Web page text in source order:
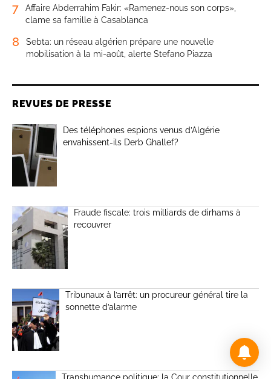
7
Affaire Abderrahim Fakir: «Ramenez-nous son corps»,
clame sa famille à Casablanca
8
Sebta: un réseau algérien prépare une nouvelle
mobilisation à la mi-août, alerte Stefano Piazza
REVUES DE PRESSE
Des téléphones espions venus d’Algérie
envahissent-ils Derb Ghallef?
Fraude fiscale: trois milliards de dirhams à
recouvrer
Tribunaux à l’arrêt: un procureur général tire la
sonnette d’alarme